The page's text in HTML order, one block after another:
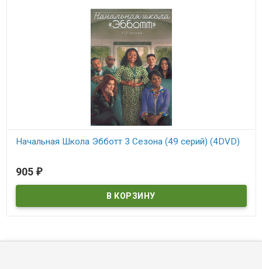
Начальная Школа Эбботт 3 Сезона (49 серий) (4DVD)
905 ₽